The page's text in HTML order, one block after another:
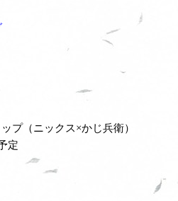
プ（ニックス×かじ兵衛）
定